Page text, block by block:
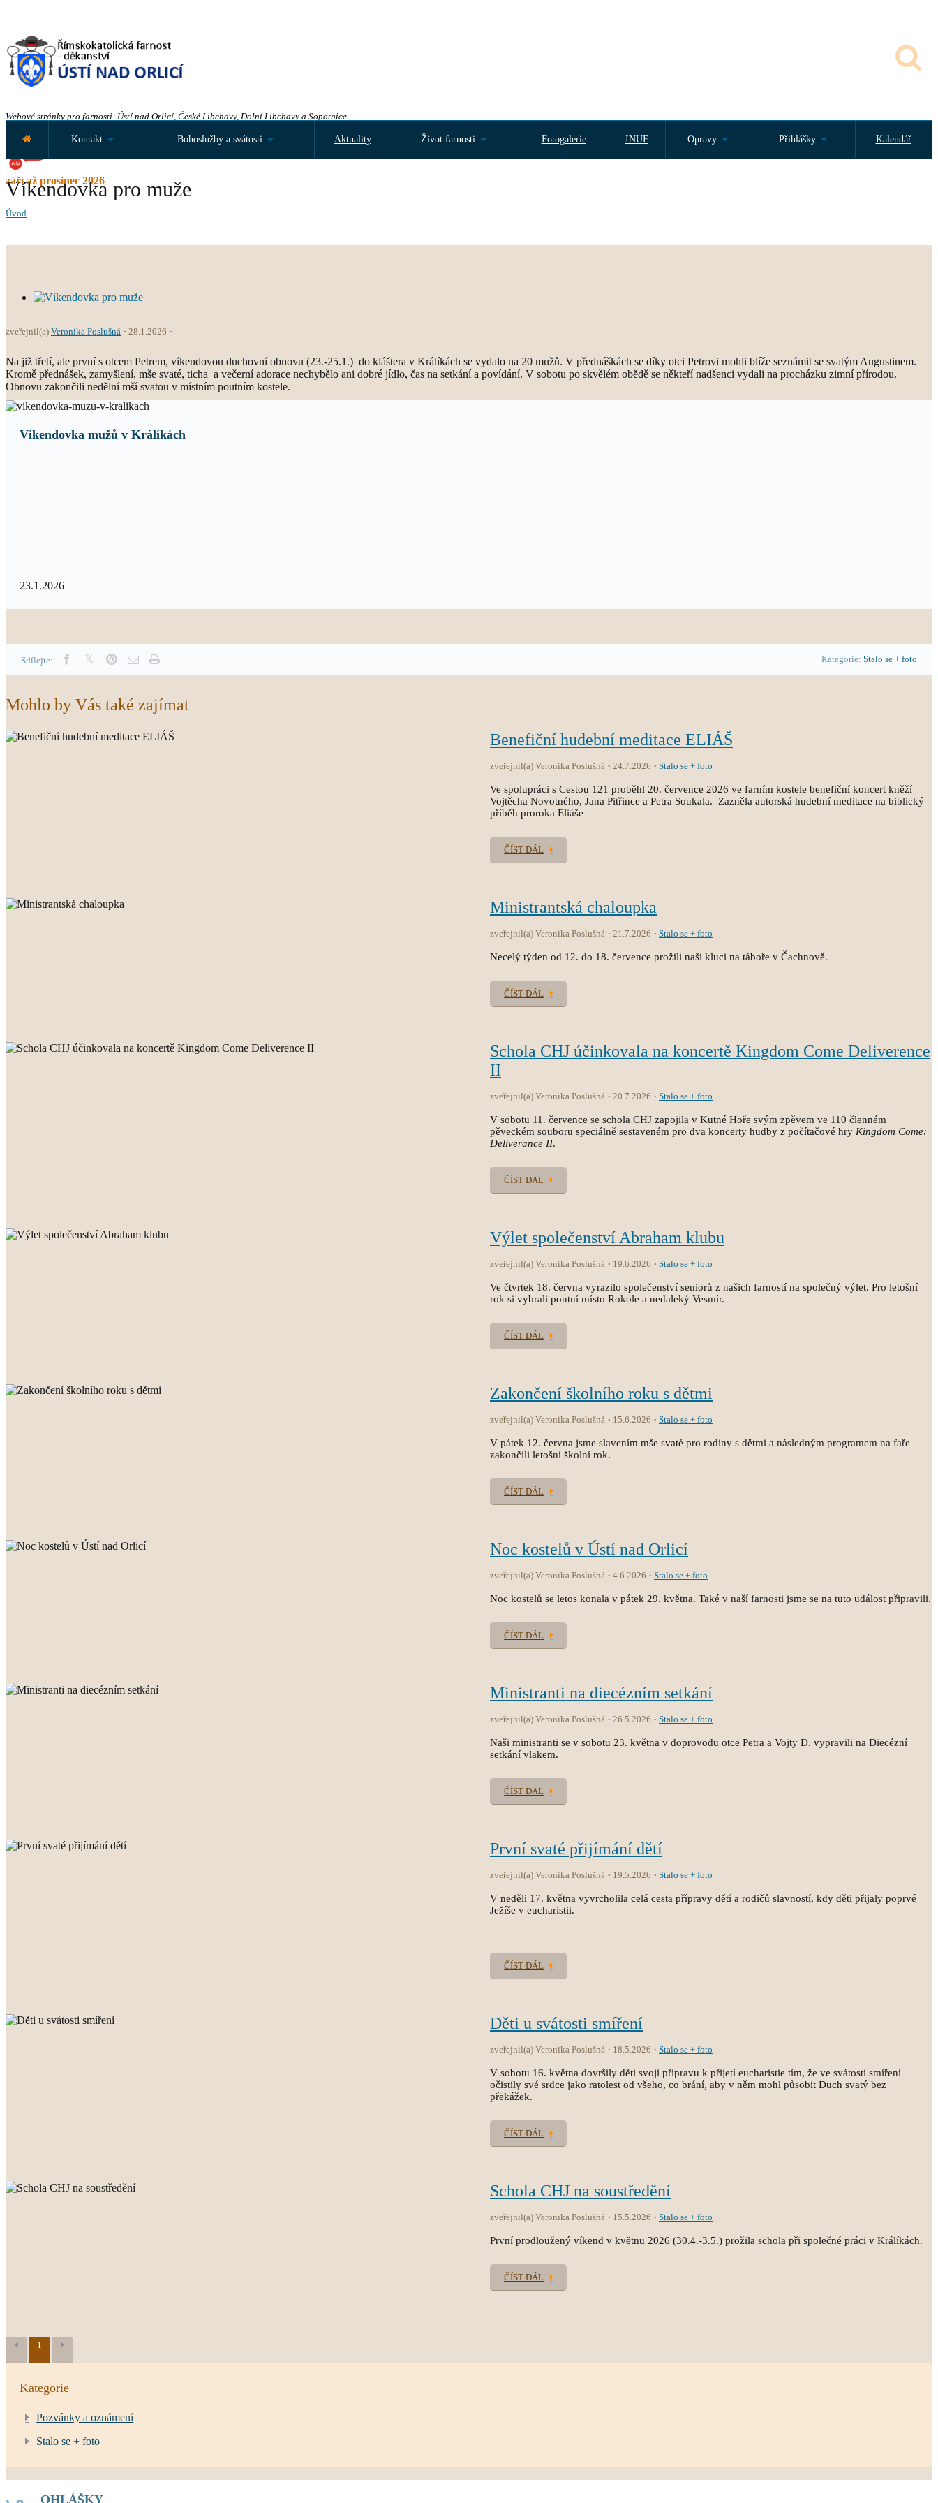
Webové stránky pro farnosti: Ústí nad Orlicí, České Libchavy, Dolní Libchavy a Sopotnice.
září až prosinec 2026
Kontakt Bohoslužby a svátosti Aktuality Život farnosti Fotogalerie INUF Opravy Přihlášky Kalendář
Víkendovka pro muže
Úvod
zveřejnil(a) Veronika Poslušná 28.1.2026
Na již třetí, ale první s otcem Petrem, víkendovou duchovní obnovu (23.-25.1.) do kláštera v Králíkách se vydalo na 20 mužů. V přednáškách se díky otci Petrovi mohli blíže seznámit se svatým Augustinem.
Kromě přednášek, zamyšlení, mše svaté, ticha a večerní adorace nechybělo ani dobré jídlo, čas na setkání a povídání. V sobotu po skvělém obědě se někteří nadšenci vydali na procházku zimní přírodou.
Obnovu zakončili nedělní mší svatou v místním poutním kostele.
Víkendovka mužů v Králíkách
23.1.2026
Sdílejte: Kategorie: Stalo se + foto
Mohlo by Vás také zajímat
Benefiční hudební meditace ELIÁŠ
zveřejnil(a) Veronika Poslušná 24.7.2026 Stalo se + foto
Ve spolupráci s Cestou 121 proběhl 20. července 2026 ve farním kostele benefiční koncert kněží
Vojtěcha Novotného, Jana Pitřince a Petra Soukala. Zazněla autorská hudební meditace na biblický
příběh proroka Eliáše
ČÍST DÁL
Ministrantská chaloupka
zveřejnil(a) Veronika Poslušná 21.7.2026 Stalo se + foto
Necelý týden od 12. do 18. července prožili naši kluci na táboře v Čachnově.
ČÍST DÁL
Schola CHJ účinkovala na koncertě Kingdom Come Deliverence
II
zveřejnil(a) Veronika Poslušná 20.7.2026 Stalo se + foto
V sobotu 11. července se schola CHJ zapojila v Kutné Hoře svým zpěvem ve 110 členném
pěveckém souboru speciálně sestaveném pro dva koncerty hudby z počítačové hry Kingdom Come:
Deliverance II.
ČÍST DÁL
Výlet společenství Abraham klubu
zveřejnil(a) Veronika Poslušná 19.6.2026 Stalo se + foto
Ve čtvrtek 18. června vyrazilo společenství seniorů z našich farností na společný výlet. Pro letošní
rok si vybrali poutní místo Rokole a nedaleký Vesmír.
ČÍST DÁL
Zakončení školního roku s dětmi
zveřejnil(a) Veronika Poslušná 15.6.2026 Stalo se + foto
V pátek 12. června jsme slavením mše svaté pro rodiny s dětmi a následným programem na faře
zakončili letošní školní rok.
ČÍST DÁL
Noc kostelů v Ústí nad Orlicí
zveřejnil(a) Veronika Poslušná 4.6.2026 Stalo se + foto
Noc kostelů se letos konala v pátek 29. května. Také v naší farnosti jsme se na tuto událost připravili.
ČÍST DÁL
Ministranti na diecézním setkání
zveřejnil(a) Veronika Poslušná 26.5.2026 Stalo se + foto
Naši ministranti se v sobotu 23. května v doprovodu otce Petra a Vojty D. vypravili na Diecézní
setkání vlakem.
ČÍST DÁL
První svaté přijímání dětí
zveřejnil(a) Veronika Poslušná 19.5.2026 Stalo se + foto
V neděli 17. května vyvrcholila celá cesta přípravy dětí a rodičů slavností, kdy děti přijaly poprvé
Ježíše v eucharistii.
ČÍST DÁL
Děti u svátosti smíření
zveřejnil(a) Veronika Poslušná 18.5.2026 Stalo se + foto
V sobotu 16. května dovršily děti svoji přípravu k přijetí eucharistie tím, že ve svátosti smíření
očistily své srdce jako ratolest od všeho, co brání, aby v něm mohl působit Duch svatý bez
překážek.
ČÍST DÁL
Schola CHJ na soustředění
zveřejnil(a) Veronika Poslušná 15.5.2026 Stalo se + foto
První prodloužený víkend v květnu 2026 (30.4.-3.5.) prožila schola při společné práci v Králíkách.
ČÍST DÁL
1
Kategorie
Pozvánky a oznámení
Stalo se + foto
OHLÁŠKY